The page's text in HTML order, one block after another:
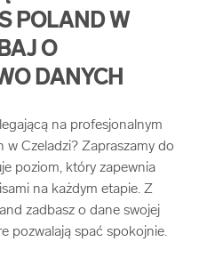
POLAND W
O
DANYCH
na profesjonalnym
w Czeladzi? Zapraszamy do
poziom, który zapewnia
na każdym etapie. Z
zadbasz o dane swojej
pozwalają spać spokojnie.